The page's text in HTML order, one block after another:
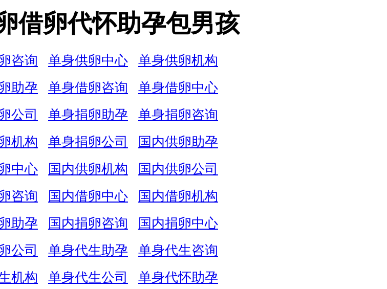
借卵代怀助孕包男孩
咨询 单身供卵中心
单身供卵机构
助孕 单身借卵咨询
单身借卵中心
公司 单身捐卵助孕
单身捐卵咨询
机构 单身捐卵公司
国内供卵助孕
中心 国内供卵机构
国内供卵公司
咨询 国内借卵中心
国内借卵机构
助孕 国内捐卵咨询
国内捐卵中心
公司 单身代生助孕
单身代生咨询
机构 单身代生公司
单身代怀助孕